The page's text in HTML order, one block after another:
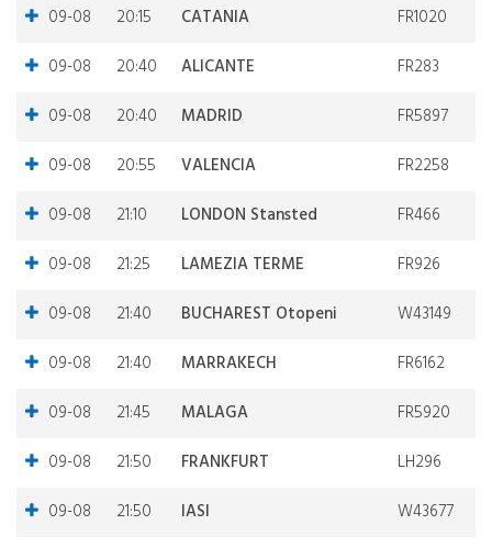
09-08
20:15 CATANIA
FR1020
09-08
20:40 ALICANTE
FR283
09-08
20:40 MADRID
FR5897
09-08
20:55 VALENCIA
FR2258
09-08
21:10 LONDON Stansted
FR466
09-08
21:25 LAMEZIA TERME
FR926
09-08
21:40 BUCHAREST Otopeni
W43149
09-08
21:40 MARRAKECH
FR6162
09-08
21:45 MALAGA
FR5920
09-08
21:50 FRANKFURT
LH296
09-08
21:50 IASI
W43677